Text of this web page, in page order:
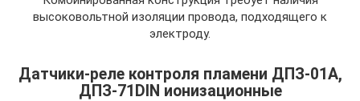
высоковольтной изоляции провода, подходящего к
электроду.
Датчики-реле контроля пламени ДПЗ-01А,
ДПЗ-71DIN ионизационные